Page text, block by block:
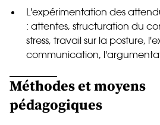
L'expérimentation des
: attentes, structuration du
stress, travail sur la posture,
communication,
Méthodes et moyens
pédagogiques